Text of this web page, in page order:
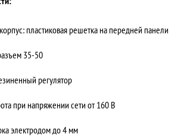
пластиковая решетка на передней панели
35-50
регулятор
при напряжении сети от 160 В
электродом до 4 мм